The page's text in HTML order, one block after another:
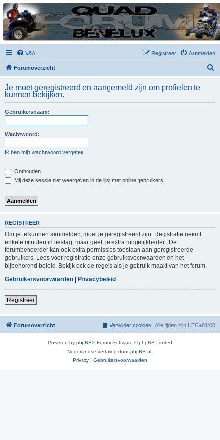
| QFB |
Hét quadforum van de Benelux
V&A Aanmelden
Registreer
Forumoverzicht
k
Je moet geregistreerd en aangemeld zijn om profielen te
kunnen bekijken.
Gebruikersnaam:
Wachtwoord:
Ik ben mijn wachtwoord vergeten
Onthouden
Mij deze sessie niet weergeven in de lijst met online gebruikers
REGISTREER
Om je te kunnen aanmelden, moet je geregistreerd zijn. Registratie neemt
enkele minuten in beslag, maar geeft je extra mogelijkheden. De
forumbeheerder kan ook extra permissies toestaan aan geregistreerde
gebruikers. Lees voor registratie onze gebruiksvoorwaarden en het
bijbehorend beleid. Bekijk ook de regels als je gebruik maakt van het forum.
Gebruikersvoorwaarden | Privacybeleid
Registreer
Forumoverzicht Alle tijden zijn UTC+01:00
Verwijder cookies
Powered by phpBB® Forum Software © phpBB Limited
Nederlandse vertaling doorphpBB.nl
Privacy | Gebruikersvoorwaarden